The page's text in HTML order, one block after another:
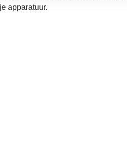
apparatuur.